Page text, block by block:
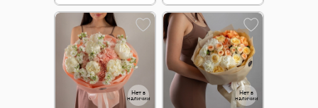
Нет в
наличии
Нет в
наличии